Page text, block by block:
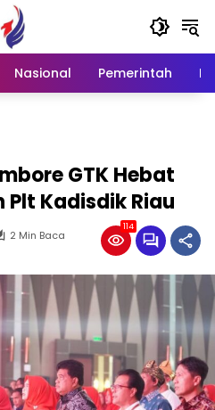
Nasional Pemerintah
GTK Hebat
Plt Kadisdik Riau
2 Min Baca
114